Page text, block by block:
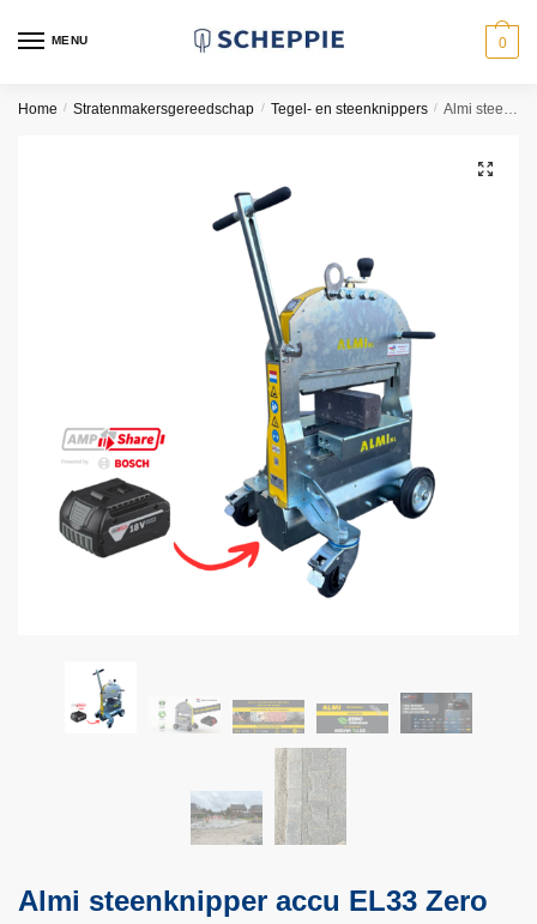
MENU 0
Home / Stratenmakersgereedschap / Tegel- en steenknippers / Almi steenknipper accu EL33 Zero
🔍
Almi steenknipper accu EL33 Zero